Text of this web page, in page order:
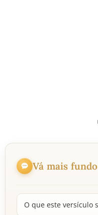
Vá mais fundo
O que este versículo